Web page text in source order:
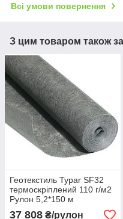
Всі умови повернення
З цим товаром також
Геотекстиль Typar SF32
термоскріплений 110 г/м2
Рулон 5,2*150 м
37 808 ₴/рулон